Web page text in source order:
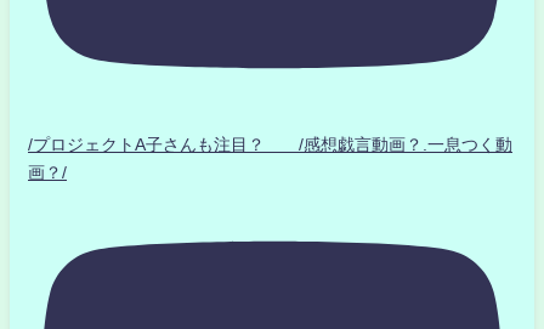
/プロジェクトA子さんも注目？ /感想戯言動画？.一息つく動
画？/